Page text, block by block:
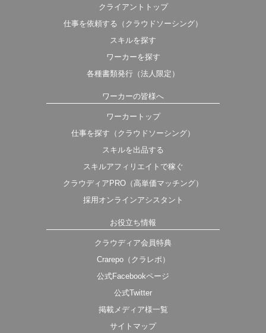
クライアントトップ
仕事を依頼する（クラウドソーシング）
スキルを探す
ワーカーを探す
各種書類発行（法人限定）
ワーカーの皆様へ
ワーカートップ
仕事を探す（クラウドソーシング）
スキルを出品する
スキルアフィリエイトで稼ぐ
クラウディアPRO（高単価マッチング）
採用オンラインアシスタント
お役立ち情報
クラウディア会員特典
Crarepo（クラレポ）
公式Facebookページ
公式Twitter
掲載メディア様一覧
サイトマップ